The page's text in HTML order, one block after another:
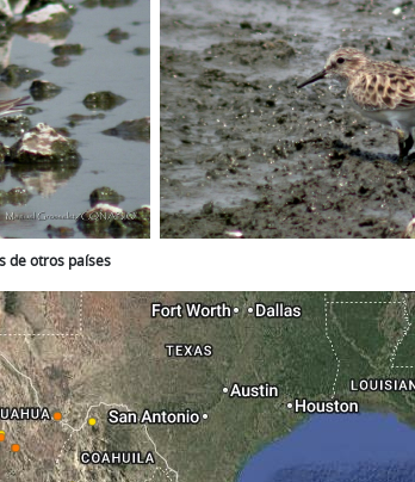
de otros países